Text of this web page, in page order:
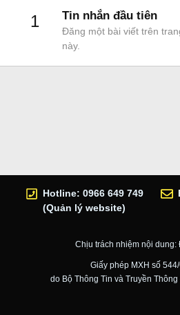
1 Tin nhắn đầu tiên
Đăng một bài viết trên
này.
Hotline: 0966 649 749
(Quản lý website)
Chịu trách nhiệm nội dung:
Giấy phép MXH số
do Bộ Thông Tin và Truyền